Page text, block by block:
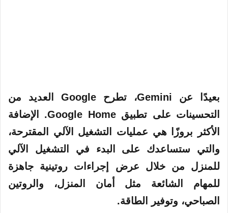
بعيدًا عن Gemini، تطرح Google العديد من
التحسينات على تطبيق Google Home. الإضافة
الأكثر بروزًا هي عمليات التشغيل الآلي المقترحة،
والتي ستساعدك على البدء في التشغيل الآلي
للمنزل من خلال عرض إجراءات روتينية جاهزة
للمهام الشائعة مثل أمان المنزل، والروتين
الصباحي، وتوفير الطاقة.